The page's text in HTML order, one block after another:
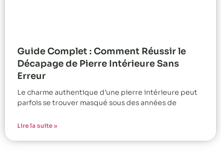
Guide Complet : Comment Réussir le
Décapage de Pierre Intérieure Sans
Erreur
Le charme authentique d’une pierre intérieure peut
parfois se trouver masqué sous des années de
Lire la suite »